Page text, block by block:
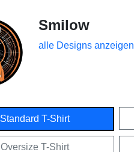
Smilow
alle Designs anzeigen
Standard T-Shirt
Oversize T-Shirt